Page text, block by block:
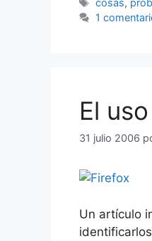
cosas,
1
El
31 julio 2006
Un artículo